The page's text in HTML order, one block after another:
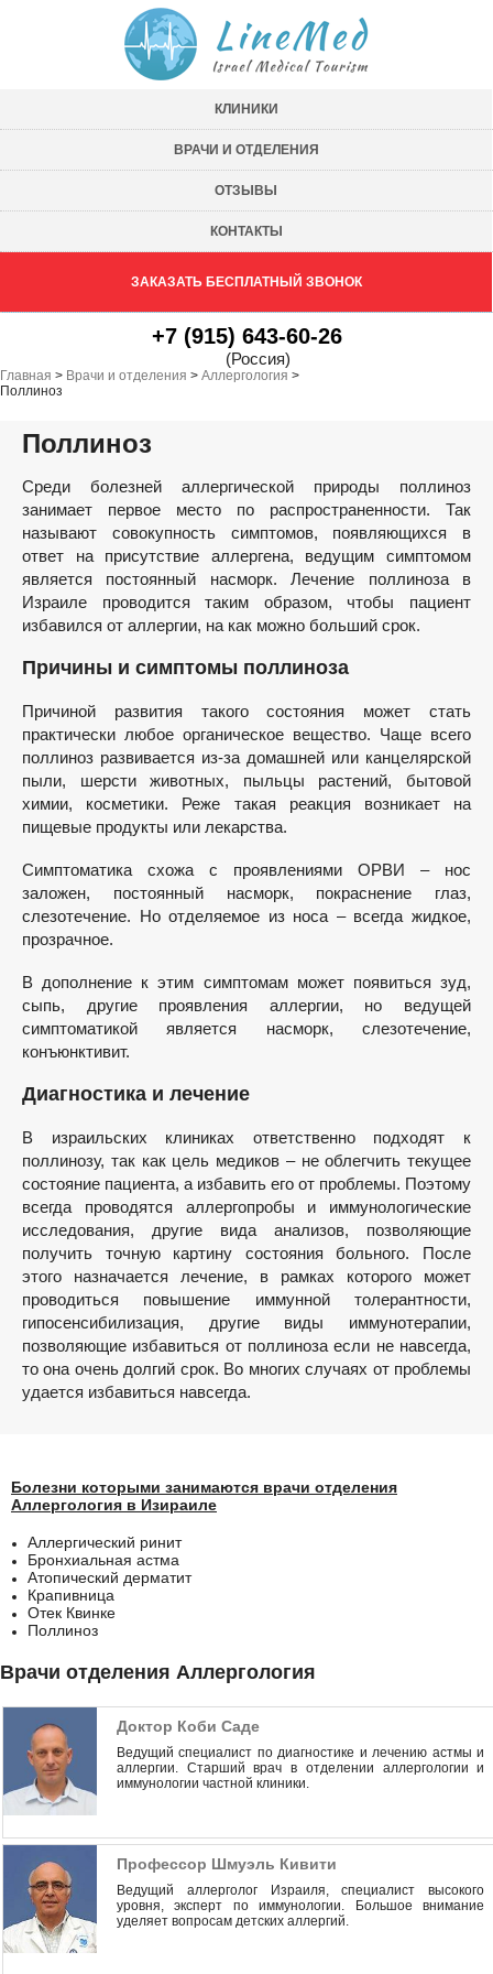
КЛИНИКИ
ВРАЧИ И ОТДЕЛЕНИЯ
ОТЗЫВЫ
КОНТАКТЫ
ЗАКАЗАТЬ БЕСПЛАТНЫЙ ЗВОНОК
+7 (915) 643-60-26
(Россия)
Главная > Врачи и отделения > Аллергология >
Поллиноз
Поллиноз
Среди болезней аллергической природы поллиноз
занимает первое место по распространенности. Так
называют совокупность симптомов, появляющихся в
ответ на присутствие аллергена, ведущим симптомом
является постоянный насморк. Лечение поллиноза в
Израиле проводится таким образом, чтобы пациент
избавился от аллергии, на как можно больший срок.
Причины и симптомы поллиноза
Причиной развития такого состояния может стать
практически любое органическое вещество. Чаще всего
поллиноз развивается из-за домашней или канцелярской
пыли, шерсти животных, пыльцы растений, бытовой
химии, косметики. Реже такая реакция возникает на
пищевые продукты или лекарства.
Симптоматика схожа с проявлениями ОРВИ – нос
заложен, постоянный насморк, покраснение глаз,
слезотечение. Но отделяемое из носа – всегда жидкое,
прозрачное.
В дополнение к этим симптомам может появиться зуд,
сыпь, другие проявления аллергии, но ведущей
симптоматикой является насморк, слезотечение,
конъюнктивит.
Диагностика и лечение
В израильских клиниках ответственно подходят к
поллинозу, так как цель медиков – не облегчить текущее
состояние пациента, а избавить его от проблемы. Поэтому
всегда проводятся аллергопробы и иммунологические
исследования, другие вида анализов, позволяющие
получить точную картину состояния больного. После
этого назначается лечение, в рамках которого может
проводиться повышение иммунной толерантности,
гипосенсибилизация, другие виды иммунотерапии,
позволяющие избавиться от поллиноза если не навсегда,
то она очень долгий срок. Во многих случаях от проблемы
удается избавиться навсегда.
Болезни которыми занимаются врачи отделения
Аллергология в Изираиле
Аллергический ринит
Бронхиальная астма
Атопический дерматит
Крапивница
Отек Квинке
Поллиноз
Врачи отделения Аллергология
Доктор Коби Саде
Ведущий специалист по диагностике и лечению астмы и
аллергии. Старший врач в отделении аллергологии и
иммунологии частной клиники.
Профессор Шмуэль Кивити
Ведущий аллерголог Израиля, специалист высокого
уровня, эксперт по иммунологии. Большое внимание
уделяет вопросам детских аллергий.